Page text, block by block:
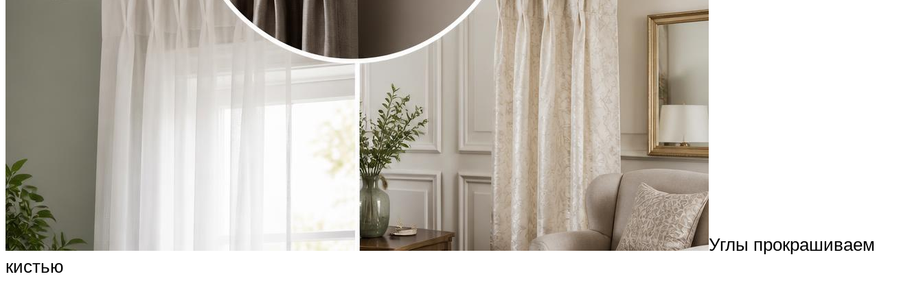
Углы прокрашиваем
кистью